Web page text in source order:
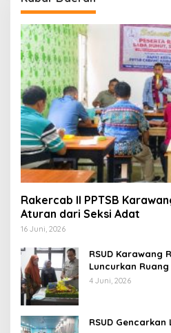
Rakercab II PPTSB
Aturan dari Seksi Adat
16 Juni, 2026
RSUD Karawang
Luncurkan Ruang
Tingkatkan
4 Juni, 2026
RSUD Gencarkan